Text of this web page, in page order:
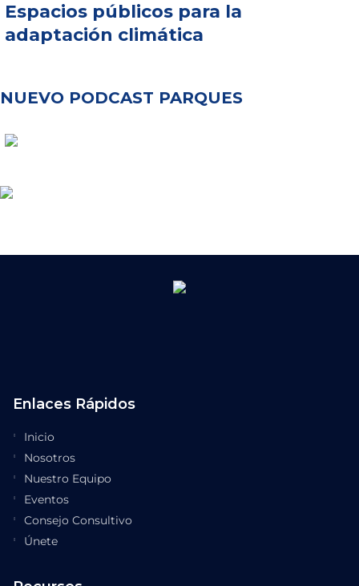
Espacios públicos para la
adaptación climática
NUEVO PODCAST PARQUES
Enlaces Rápidos
Inicio
Nosotros
Nuestro Equipo
Eventos
Consejo Consultivo
Únete